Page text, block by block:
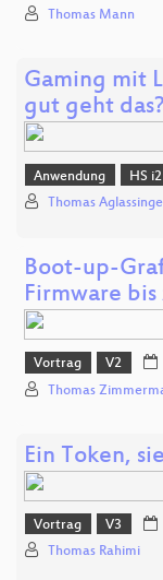
Thomas Mann
Gaming mit
gut geht das?
Anwendung HS i2
Thomas
Boot-up-
Firmware
Vortrag V2
Thomas
Ein Token,
Vortrag V3
Thomas Rahimi